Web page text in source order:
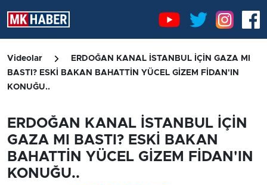
Videolar
ERDOĞAN KANAL İSTANBUL İÇİN GAZA MI
BASTI? ESKİ BAKAN BAHATTİN YÜCEL GİZEM FİDAN'IN
KONUĞU..
ERDOĞAN KANAL İSTANBUL İÇİN
GAZA MI BASTI? ESKİ BAKAN
BAHATTİN YÜCEL GİZEM FİDAN'IN
KONUĞU..